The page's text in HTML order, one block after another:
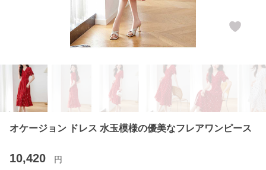
オケージョン ドレス 水玉模様の優美なフレアワンピース
10,420 円